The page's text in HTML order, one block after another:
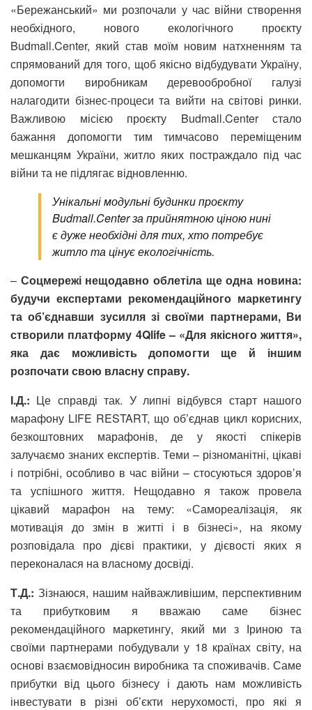
«Бережанський» ми розпочали у час війни створення
необхідного, нового екологічного проєкту
Budmall.Center, який став моїм новим натхненням та
спрямований для того, щоб якісно відбудувати Україну,
допомогти виробникам деревообробної галузі
налагодити бізнес-процеси та вийти на світові ринки.
Важливою місією проєкту Budmall.Center стало
бажання допомогти тим тимчасово переміщеним
мешканцям України, житло яких постраждало під час
війни та не підлягає відновленню.
Унікальні модульні будинки проєкту
Budmall.Center за прийнятною ціною нині
є дуже необхідні для тих, хто потребує
житло та цінує екологічність.
– Соцмережі нещодавно облетіла ще одна новина:
будучи експертами рекомендаційного маркетингу
та об’єднавши зусилля зі своїми партнерами, Ви
створили платформу 4Qlife – «Для якісного життя»,
яка дає можливість допомогти ще й іншим
розпочати свою власну справу.
І.Д.: Це справді так. У липні відбувся старт нашого
марафону LIFE RESTART, що об’єднав цикл корисних,
безкоштовних марафонів, де у якості спікерів
залучаємо знаних експертів. Теми – різноманітні, цікаві
і потрібні, особливо в час війни – стосуються здоров’я
та успішного життя. Нещодавно я також провела
цікавий марафон на тему: «Самореалізація, як
мотивація до змін в житті і в бізнесі», на якому
розповідала про дієві практики, у дієвості яких я
переконалася на власному досвіді.
Т.Д.: Зізнаюся, нашим найважливішим, перспективним
та прибутковим я вважаю саме бізнес
рекомендаційного маркетингу, який ми з Іриною та
своїми партнерами побудували у 18 країнах світу, на
основі взаємовідносин виробника та споживачів. Саме
прибутки від цього бізнесу і дають нам можливість
інвестувати в різні об’єкти нерухомості, про які я